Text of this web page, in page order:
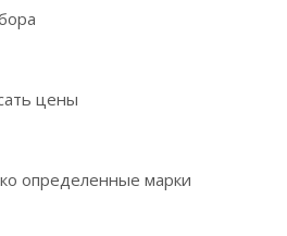
цены
определенные марки